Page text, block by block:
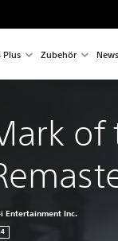
Plus Zubehör News
of
Entertainment Inc.